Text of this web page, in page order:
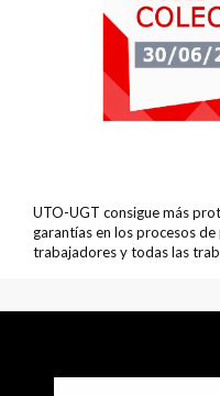
UTO-UGT consigue más
garantías en los procesos
trabajadores y todas las